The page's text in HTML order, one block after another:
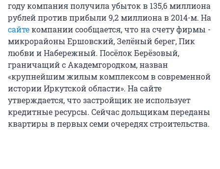
году компания получила убыток в 135,6 миллиона
рублей против прибыли 9,2 миллиона в 2014-м. На
сайтекомпании сообщается, что на счету фирмы -
микрорайоны Ершовский, Зелёный берег, Пик
любви и Набережный. Посёлок Берёзовый,
граничащий с Академгородком, назван
«крупнейшим жилым комплексом в современной
истории Иркутской области». На сайте
утверждается, что застройщик не использует
кредитные ресурсы. Сейчас дольщикам переданы
квартиры в первых семи очередях строительства.